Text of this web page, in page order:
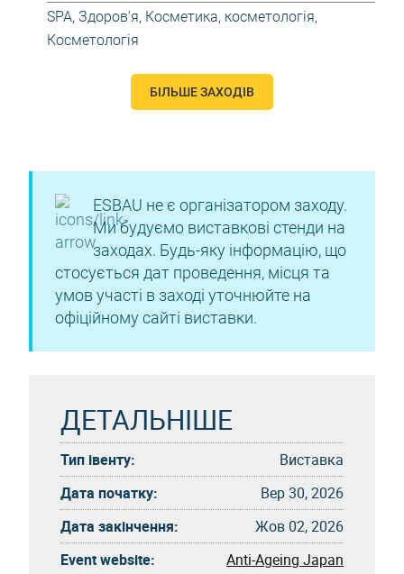
SPA, Здоров'я, Косметика, косметологія,
Косметологія
БІЛЬШЕ ЗАХОДІВ
ESBAU не є організатором заходу.
Ми будуємо виставкові стенди на
заходах. Будь-яку інформацію, що
стосується дат проведення, місця та
умов участі в заході уточнюйте на
офіційному сайті виставки.
ДЕТАЛЬНІШЕ
Тип івенту:
Виставка
Дата початку:
Вер 30, 2026
Дата закінчення:
Жов 02, 2026
Event website:
Anti-Ageing Japan